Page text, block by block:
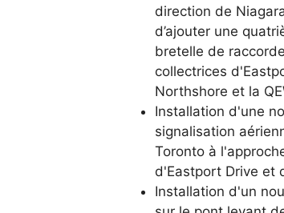
direction de
d’ajouter une
bretelle de
collectrices
Northshore et la
Installation d'une
signalisation
Toronto à
d'Eastport Drive et
Installation d'un